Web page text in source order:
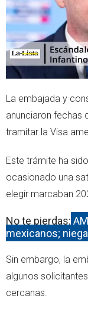
La embajada y
anunciaron fechas
tramitar la Visa
Este trámite ha
ocasionado una
elegir marcaban
No te pierdas:
mexicanos;
Sin embargo, la
algunos
cercanas.